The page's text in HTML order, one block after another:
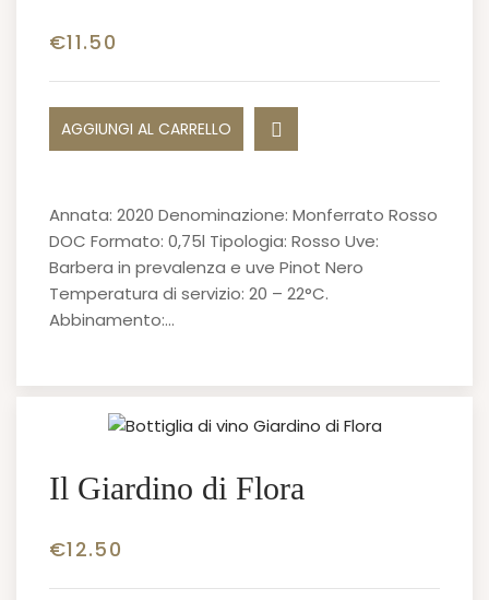
€11.50
AGGIUNGI AL CARRELLO
Annata: 2020 Denominazione: Monferrato Rosso
DOC Formato: 0,75l Tipologia: Rosso Uve:
Barbera in prevalenza e uve Pinot Nero
Temperatura di servizio: 20 – 22°C.
Abbinamento:…
Il Giardino di Flora
€12.50